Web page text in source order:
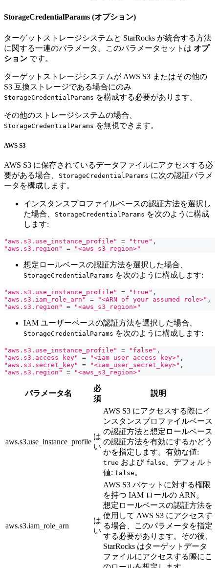
StorageCredentialParams (オプション)
ターゲットストレージシステムと StarRocks が統合する方法
に関する一連のパラメータ。このパラメータセットは オプ
ション です。
ターゲットストレージシステムが AWS S3 またはその他の
S3 互換ストレージである場合にのみ
StorageCredentialParams を構成する必要があります。
その他のストレージシステムの場合、
StorageCredentialParams を無視できます。
AWS S3
AWS S3 に保存されているデータファイルにアクセスする必
要がある場合、
StorageCredentialParams に次の認証パラメ
ータを構成します。
インスタンスプロファイルベースの認証方法を選択し
た場合、
StorageCredentialParams を次のように構成
します:
"aws.s3.use_instance_profile" = "true" ,
"aws.s3.region"
= "<aws_s3_region>"
想定ロールベースの認証方法を選択した場合、
StorageCredentialParams を次のように構成します:
"aws.s3.use_instance_profile" = "true" ,
"aws.s3.iam_role_arn"
= "<ARN of your assumed role>" ,
"aws.s3.region"
= "<aws_s3_region>"
IAM ユーザーベースの認証方法を選択した場合、
StorageCredentialParams を次のように構成します:
"aws.s3.use_instance_profile" = "false" ,
"aws.s3.access_key"
= "<iam_user_access_key>" ,
"aws.s3.secret_key"
= "<iam_user_secret_key>" ,
"aws.s3.region"
= "<aws_s3_region>"
パラメータ名
必
須
説明
aws.s3.use_instance_profile
は
い
AWS S3 にアクセスする際にイ
ンスタンスプロファイルベース
の認証方法と想定ロールベース
の認証方法を有効にするかどう
かを指定します。有効な値:
true および false 。デフォルト
値: false 。
aws.s3.iam_role_arn
は
い
AWS S3 バケットに対する権限
を持つ IAM ロールの ARN。
想定ロールベースの認証方法を
使用して AWS S3 にアクセスす
る場合、このパラメータを指定
する必要があります。その後、
StarRocks はターゲットデータ
ファイルにアクセスする際にこ